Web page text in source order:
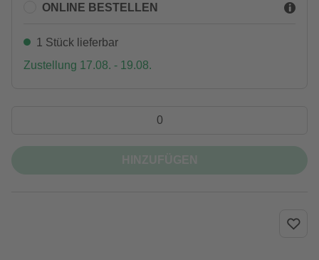
ONLINE BESTELLEN
1 Stück lieferbar
Zustellung 17.08. - 19.08.